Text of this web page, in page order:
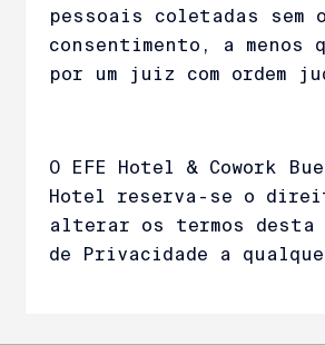
pessoais coletadas sem
consentimento, a menos
por um juiz com ordem
O EFE Hotel & Cowork
Hotel reserva-se o
alterar os termos
de Privacidade a